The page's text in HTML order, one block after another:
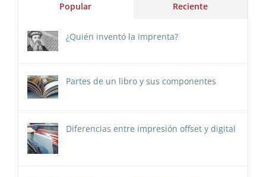
Popular Reciente
¿Quién inventó la imprenta?
Partes de un libro y sus componentes
Diferencias entre impresión offset y digital